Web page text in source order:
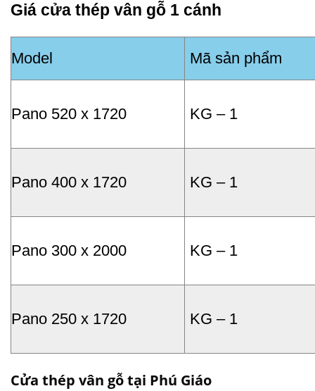
Giá cửa thép vân gỗ 1 cánh
Model Mã sản phẩm
Pano 520 x 1720 KG – 1
Pano 400 x 1720 KG – 1
Pano 300 x 2000 KG – 1
Pano 250 x 1720 KG – 1
Cửa thép vân gỗ tại Phú Giáo